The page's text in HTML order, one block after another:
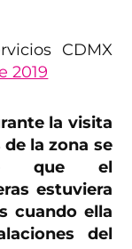
CDMX
2019
la visita
la zona se
que el
estuviera
cuando ella
del